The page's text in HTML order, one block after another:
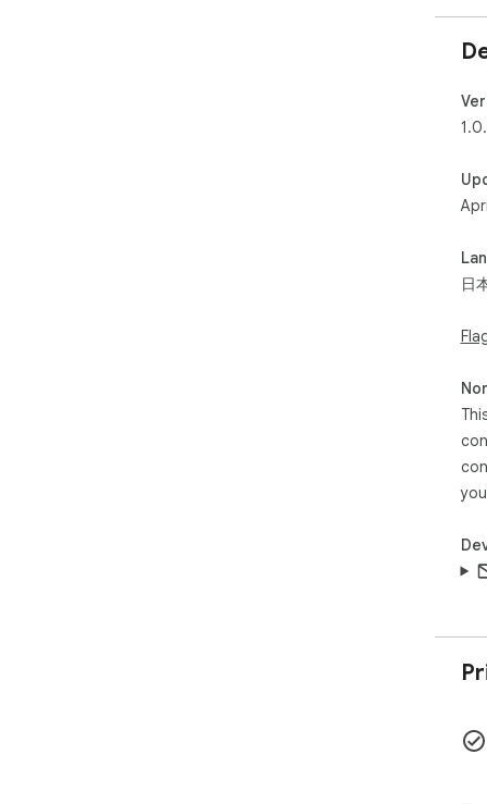
4.
ま
・
便
・
【
・
・
・
・
・
日